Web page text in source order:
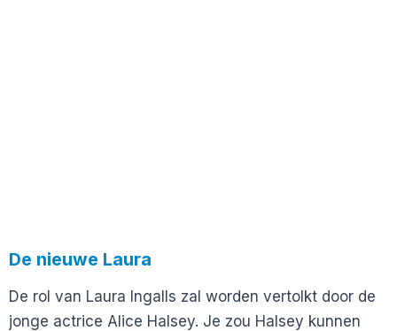
De nieuwe Laura
De rol van Laura Ingalls zal worden vertolkt door de
jonge actrice Alice Halsey. Je zou Halsey kunnen